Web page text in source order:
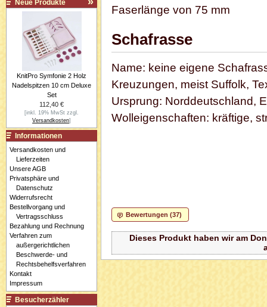
Faserlänge von 75 mm
Schafrasse
Name: keine eigene
Kreuzungen, meist Suffolk,
Ursprung: Norddeutschland,
Wolleigenschaften: kräftige,
Bewertungen (37)
Dieses Produkt haben wir am
Neue Produkte
KnitPro Symfonie 2 Holz
Nadelspitzen 10 cm Deluxe
Set
112,40 €
[inkl. 19% MwSt zzgl.
Versandkosten]
Informationen
Versandkosten und
Lieferzeiten
Unsere AGB
Privatsphäre und
Datenschutz
Widerrufsrecht
Bestellvorgang und
Vertragsschluss
Bezahlung und Rechnung
Verfahren zum
außergerichtlichen
Beschwerde- und
Rechtsbehelfsverfahren
Kontakt
Impressum
Besucherzähler